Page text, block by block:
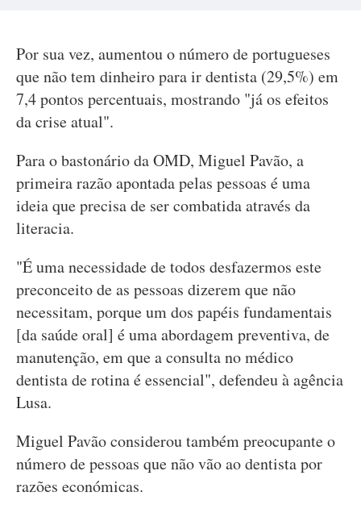
Por sua vez, aumentou o número de portugueses
que não tem dinheiro para ir dentista (29,5%) em
7,4 pontos percentuais, mostrando "já os efeitos
da crise atual".
Para o bastonário da OMD, Miguel Pavão, a
primeira razão apontada pelas pessoas é uma
ideia que precisa de ser combatida através da
literacia.
"É uma necessidade de todos desfazermos este
preconceito de as pessoas dizerem que não
necessitam, porque um dos papéis fundamentais
[da saúde oral] é uma abordagem preventiva, de
manutenção, em que a consulta no médico
dentista de rotina é essencial", defendeu à agência
Lusa.
Miguel Pavão considerou também preocupante o
número de pessoas que não vão ao dentista por
razões económicas.